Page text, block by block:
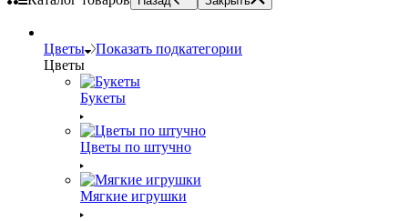
Цветы
Показать подкатегории
Цветы
Букеты
Цветы по штучно
Мягкие игрушки